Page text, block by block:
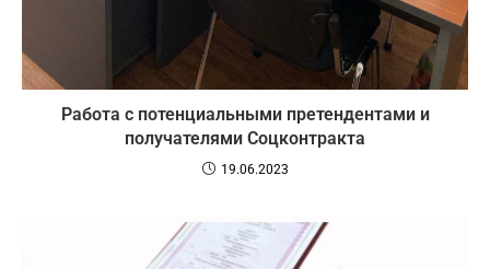
Работа с потенциальными претендентами и
получателями Соцконтракта
19.06.2023